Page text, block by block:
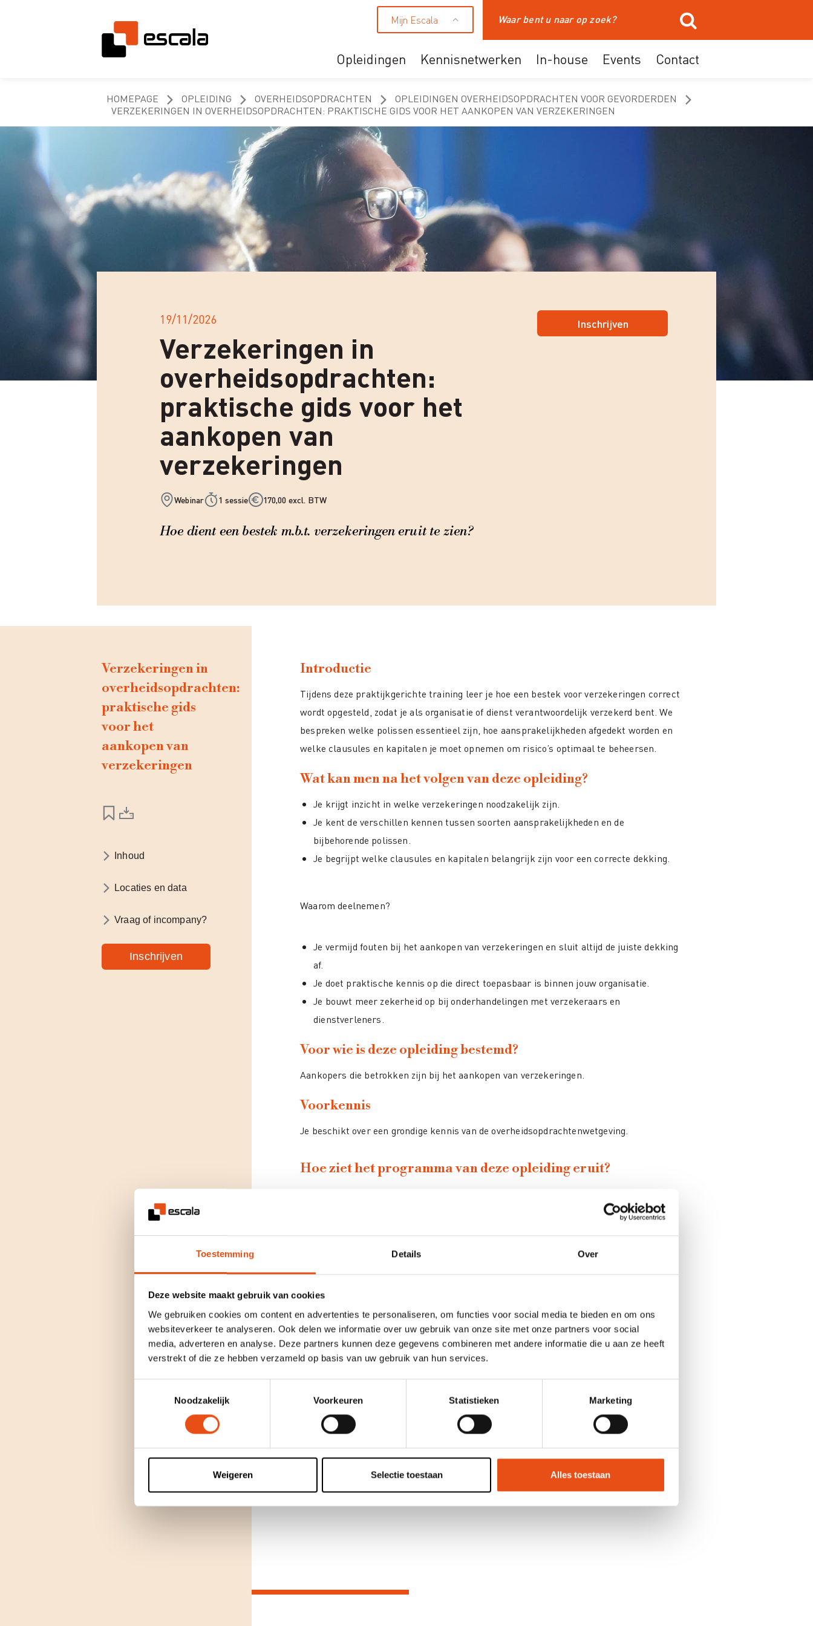
Toestemming Details Over
Deze website maakt gebruik van cookies
We gebruiken cookies om content en advertenties te personaliseren, om functies voor social media te bieden en om ons
websiteverkeer te analyseren. Ook delen we informatie over uw gebruik van onze site met onze partners voor social
media, adverteren en analyse. Deze partners kunnen deze gegevens combineren met andere informatie die u aan ze heeft
verstrekt of die ze hebben verzameld op basis van uw gebruik van hun services.
Noodzakelijk
Voorkeuren Statistieken Marketing
Weigeren Selectie toestaan Alles toestaan
Mijn Escala Zoeken
Opleidingen
Professionals
HR en leidinggevende
Kennisnetwerken In-house Events Contact
HOMEPAGE OPLEIDING OVERHEIDSOPDRACHTEN
OPLEIDINGEN OVERHEIDSOPDRACHTEN VOOR GEVORDERDEN
VERZEKERINGEN IN OVERHEIDSOPDRACHTEN: PRAKTISCHE GIDS VOOR HET AANKOPEN VAN VERZEKERINGEN
19/11/2026
Verzekeringen in
overheidsopdrachten:
praktische gids voor het
aankopen van
verzekeringen
Webinar 1 sessie 170,00 excl. BTW
Hoe dient een bestek m.b.t. verzekeringen eruit te zien?
Inschrijven
Verzekeringen in
overheidsopdrachten:
praktische gids
voor het
aankopen van
verzekeringen
Inhoud
Locaties en data
Vraag of incompany?
Inschrijven
Introductie
Tijdens deze praktijkgerichte training leer je hoe een bestek voor verzekeringen correct
wordt opgesteld, zodat je als organisatie of dienst verantwoordelijk verzekerd bent. We
bespreken welke polissen essentieel zijn, hoe aansprakelijkheden afgedekt worden en
welke clausules en kapitalen je moet opnemen om risico’s optimaal te beheersen.
Wat kan men na het volgen van deze opleiding?
Je krijgt inzicht in welke verzekeringen noodzakelijk zijn.
Je kent de verschillen kennen tussen soorten aansprakelijkheden en de
bijbehorende polissen.
Je begrijpt welke clausules en kapitalen belangrijk zijn voor een correcte dekking.
Waarom deelnemen?
Je vermijd fouten bij het aankopen van verzekeringen en sluit altijd de juiste dekking
af.
Je doet praktische kennis op die direct toepasbaar is binnen jouw organisatie.
Je bouwt meer zekerheid op bij onderhandelingen met verzekeraars en
dienstverleners.
Voor wie is deze opleiding bestemd?
Aankopers die betrokken zijn bij het aankopen van verzekeringen.
Voorkennis
Je beschikt over een grondige kennis van de overheidsopdrachtenwetgeving.
Hoe ziet het programma van deze opleiding eruit?
Motorrijtuigaansprakelijkheid
Beroepsaansprakelijkheid
Kapitalen / vrijstellingen
Alle bouwplaats Risico’s (kan ook door de aanbesteder) -> verschil
wordt toegelicht.
Bouwteamaansprakelijkheid
Wet Peeters (particuliere woningbouw)
Klassieke decennale verzekering